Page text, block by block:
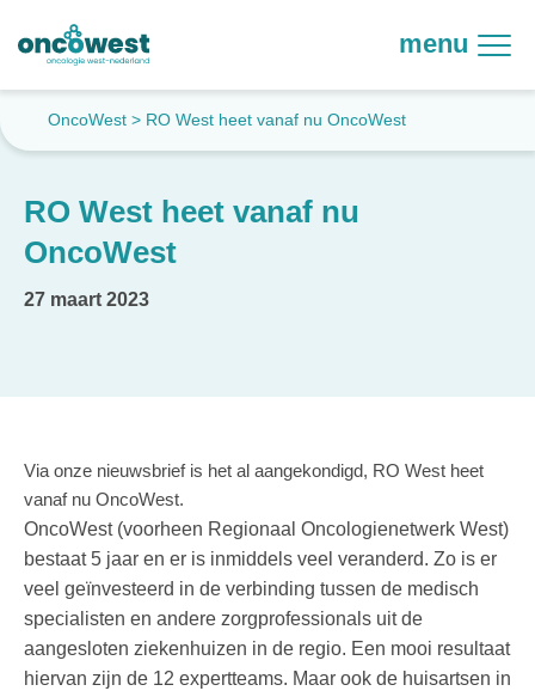
menu
OncoWest > RO West heet vanaf nu OncoWest
RO West heet vanaf nu
OncoWest
27 maart 2023
Via onze nieuwsbrief is het al aangekondigd, RO West heet
vanaf nu OncoWest.
OncoWest (voorheen Regionaal Oncologienetwerk West)
bestaat 5 jaar en er is inmiddels veel veranderd. Zo is er
veel geïnvesteerd in de verbinding tussen de medisch
specialisten en andere zorgprofessionals uit de
aangesloten ziekenhuizen in de regio. Een mooi resultaat
hiervan zijn de 12 expertteams. Maar ook de huisartsen in